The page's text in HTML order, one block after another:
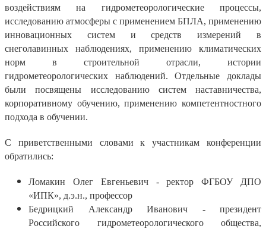
воздействиям на гидрометеорологические процессы,
исследованию атмосферы с применением БПЛА, применению
инновационных систем и средств измерений в
снеголавинных наблюдениях, применению климатических
норм в строительной отрасли, истории
гидрометеорологических наблюдений. Отдельные доклады
были посвящены исследованию систем наставничества,
корпоративному обучению, применению компетентностного
подхода в обучении.
С приветственными словами к участникам конференции
обратились:
Ломакин Олег Евгеньевич - ректор ФГБОУ ДПО
«ИПК», д.э.н., профессор
Бедрицкий Александр Иванович - президент
Российского гидрометеорологического общества,